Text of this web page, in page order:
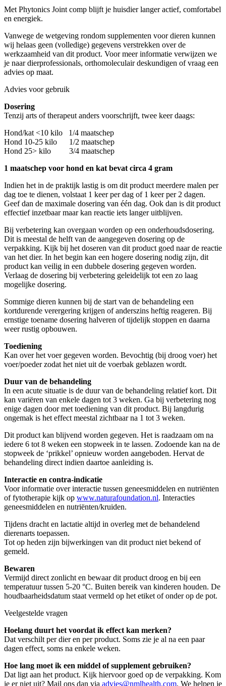
Met Phytonics Joint comp blijft je huisdier langer actief, comfortabel
en energiek.
Vanwege de wetgeving rondom supplementen voor dieren kunnen
wij helaas geen (volledige) gegevens verstrekken over de
werkzaamheid van dit product. Voor meer informatie verwijzen we
je naar dierprofessionals, orthomoleculair deskundigen of vraag een
advies op maat.
Advies voor gebruik
Dosering
Tenzij arts of therapeut anders voorschrijft, twee keer daags:
Hond/kat <10 kilo 1/4 maatschep
Hond 10-25 kilo 1/2 maatschep
Hond 25> kilo 3/4 maatschep
1 maatschep voor hond en kat bevat circa 4 gram
Indien het in de praktijk lastig is om dit product meerdere malen per
dag toe te dienen, volstaat 1 keer per dag of 1 keer per 2 dagen.
Geef dan de maximale dosering van één dag. Ook dan is dit product
effectief inzetbaar maar kan reactie iets langer uitblijven.
Bij verbetering kan overgaan worden op een onderhoudsdosering.
Dit is meestal de helft van de aangegeven dosering op de
verpakking. Kijk bij het doseren van dit product goed naar de reactie
van het dier. In het begin kan een hogere dosering nodig zijn, dit
product kan veilig in een dubbele dosering gegeven worden.
Verlaag de dosering bij verbetering geleidelijk tot een zo laag
mogelijke dosering.
Sommige dieren kunnen bij de start van de behandeling een
kortdurende verergering krijgen of anderszins heftig reageren. Bij
ernstige toename dosering halveren of tijdelijk stoppen en daarna
weer rustig opbouwen.
Toediening
Kan over het voer gegeven worden. Bevochtig (bij droog voer) het
voer/poeder zodat het niet uit de voerbak geblazen wordt.
Duur van de behandeling
In een acute situatie is de duur van de behandeling relatief kort. Dit
kan variëren van enkele dagen tot 3 weken. Ga bij verbetering nog
enige dagen door met toediening van dit product. Bij langdurig
ongemak is het effect meestal zichtbaar na 1 tot 3 weken.
Dit product kan blijvend worden gegeven. Het is raadzaam om na
iedere 6 tot 8 weken een stopweek in te lassen. Zodoende kan na de
stopweek de ‘prikkel’ opnieuw worden aangeboden. Hervat de
behandeling direct indien daartoe aanleiding is.
Interactie en contra-indicatie
Voor informatie over interactie tussen geneesmiddelen en nutriënten
of fytotherapie kijk op www.naturafoundation.nl. Interacties
geneesmiddelen en nutriënten/kruiden.
Tijdens dracht en lactatie altijd in overleg met de behandelend
dierenarts toepassen.
Tot op heden zijn bijwerkingen van dit product niet bekend of
gemeld.
Bewaren
Vermijd direct zonlicht en bewaar dit product droog en bij een
temperatuur tussen 5-20 °C. Buiten bereik van kinderen houden. De
houdbaarheidsdatum staat vermeld op het etiket of onder op de pot.
Veelgestelde vragen
Hoelang duurt het voordat ik effect kan merken?
Dat verschilt per dier en per product. Soms zie je al na een paar
dagen effect, soms na enkele weken.
Hoe lang moet ik een middel of supplement gebruiken?
Dat ligt aan het product. Kijk hiervoor goed op de verpakking. Kom
je er niet uit? Mail ons dan via advies@nmlhealth.com. We helpen je